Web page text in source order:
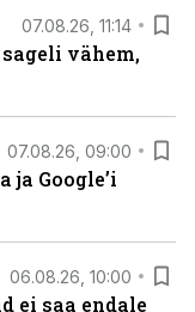
07.08.26, 11:14
vähem,
07.08.26, 09:00
ja Google’i
06.08.26, 10:00
ei saa endale